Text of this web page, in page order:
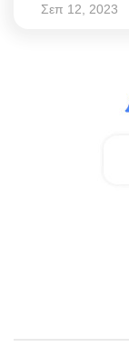
Σεπ 12, 2023